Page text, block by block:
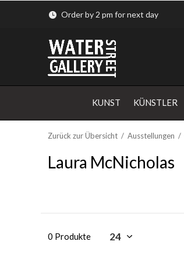
KUNST KÜNSTLER
Order by 2 pm for next day
Zurück zur Übersicht Ausstellungen
Laura McNicholas
0 Produkte